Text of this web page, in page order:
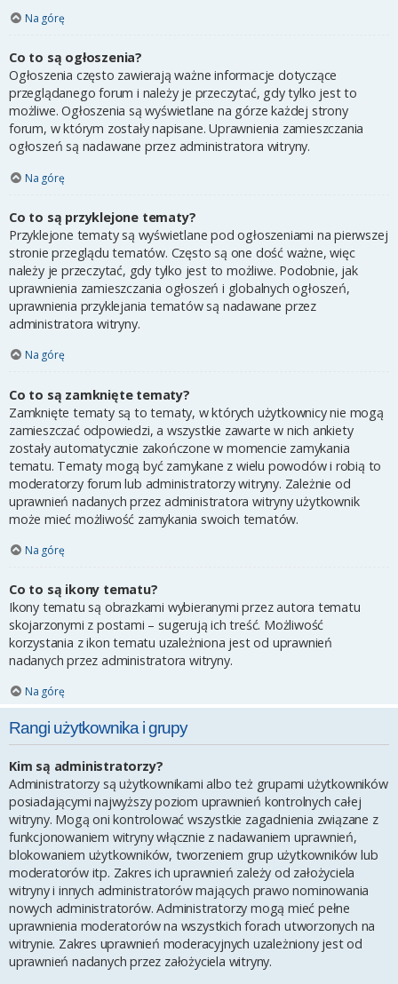
Na górę
Co to są ogłoszenia?
Ogłoszenia często zawierają ważne informacje dotyczące
przeglądanego forum i należy je przeczytać, gdy tylko jest to
możliwe. Ogłoszenia są wyświetlane na górze każdej strony
forum, w którym zostały napisane. Uprawnienia zamieszczania
ogłoszeń są nadawane przez administratora witryny.
Na górę
Co to są przyklejone tematy?
Przyklejone tematy są wyświetlane pod ogłoszeniami na pierwszej
stronie przeglądu tematów. Często są one dość ważne, więc
należy je przeczytać, gdy tylko jest to możliwe. Podobnie, jak
uprawnienia zamieszczania ogłoszeń i globalnych ogłoszeń,
uprawnienia przyklejania tematów są nadawane przez
administratora witryny.
Na górę
Co to są zamknięte tematy?
Zamknięte tematy są to tematy, w których użytkownicy nie mogą
zamieszczać odpowiedzi, a wszystkie zawarte w nich ankiety
zostały automatycznie zakończone w momencie zamykania
tematu. Tematy mogą być zamykane z wielu powodów i robią to
moderatorzy forum lub administratorzy witryny. Zależnie od
uprawnień nadanych przez administratora witryny użytkownik
może mieć możliwość zamykania swoich tematów.
Na górę
Co to są ikony tematu?
Ikony tematu są obrazkami wybieranymi przez autora tematu
skojarzonymi z postami – sugerują ich treść. Możliwość
korzystania z ikon tematu uzależniona jest od uprawnień
nadanych przez administratora witryny.
Na górę
Rangi użytkownika i grupy
Kim są administratorzy?
Administratorzy są użytkownikami albo też grupami użytkowników
posiadającymi najwyższy poziom uprawnień kontrolnych całej
witryny. Mogą oni kontrolować wszystkie zagadnienia związane z
funkcjonowaniem witryny włącznie z nadawaniem uprawnień,
blokowaniem użytkowników, tworzeniem grup użytkowników lub
moderatorów itp. Zakres ich uprawnień zależy od założyciela
witryny i innych administratorów mających prawo nominowania
nowych administratorów. Administratorzy mogą mieć pełne
uprawnienia moderatorów na wszystkich forach utworzonych na
witrynie. Zakres uprawnień moderacyjnych uzależniony jest od
uprawnień nadanych przez założyciela witryny.